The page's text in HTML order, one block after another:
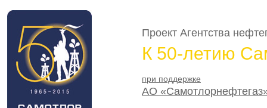
Проект Агентства
К 50-летию
при поддержке
АО